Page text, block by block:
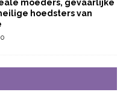
moeders, gevaarlijke
hoedsters van
0